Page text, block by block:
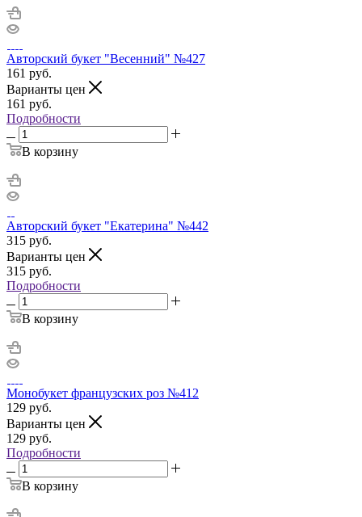
Авторский букет "Весенний" №427
161 руб.
Варианты цен
161 руб.
Подробности
В корзину
Авторский букет "Екатерина" №442
315 руб.
Варианты цен
315 руб.
Подробности
В корзину
Монобукет французских роз №412
129 руб.
Варианты цен
129 руб.
Подробности
В корзину